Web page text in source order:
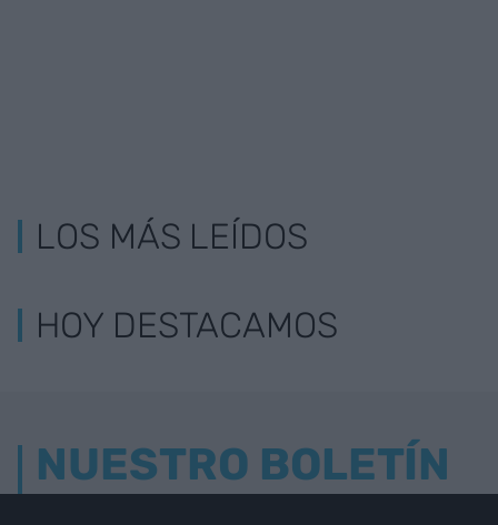
LOS MÁS LEÍDOS
HOY DESTACAMOS
NUESTRO BOLETÍN